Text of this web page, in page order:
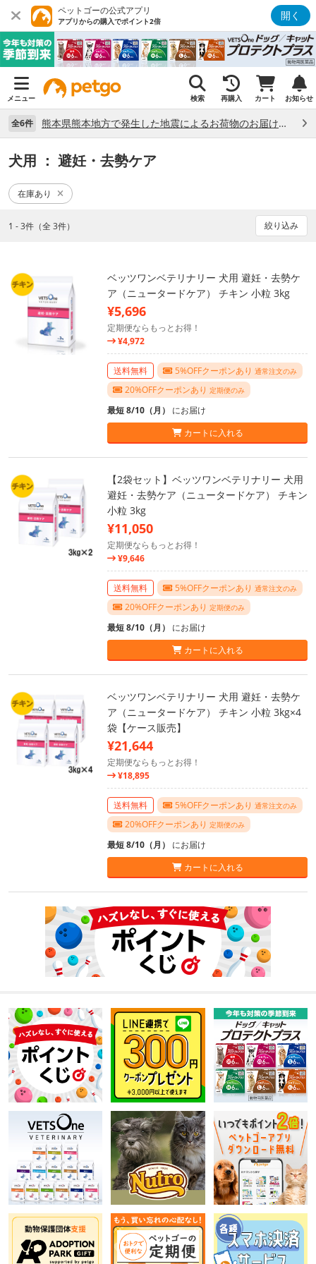
ペットゴーの公式アプリ
アプリからの購入でポイント2倍 開く
メニュー 検索 再購入 カート お知らせ
全6件 熊本県熊本地方で発生した地震によるお荷物のお届け状況について （7/28）
犬用 ： 避妊・去勢ケア
在庫あり
1 - 3件（全 3件） 絞り込み
ベッツワンベテリナリー 犬用 避妊・去勢ケ
ア（ニュータードケア） チキン 小粒 3kg
¥5,696
定期便ならもっとお得！
¥4,972
送料無料 5%OFFクーポンあり 通常注文のみ
20%OFFクーポンあり 定期便のみ
最短 8/10（月） にお届け
カートに入れる
【2袋セット】ベッツワンベテリナリー 犬用
避妊・去勢ケア（ニュータードケア） チキン
小粒 3kg
¥11,050
定期便ならもっとお得！
¥9,646
送料無料 5%OFFクーポンあり 通常注文のみ
20%OFFクーポンあり 定期便のみ
最短 8/10（月） にお届け
カートに入れる
ベッツワンベテリナリー 犬用 避妊・去勢ケ
ア（ニュータードケア） チキン 小粒 3kg×4
袋【ケース販売】
¥21,644
定期便ならもっとお得！
¥18,895
送料無料 5%OFFクーポンあり 通常注文のみ
20%OFFクーポンあり 定期便のみ
最短 8/10（月） にお届け
カートに入れる